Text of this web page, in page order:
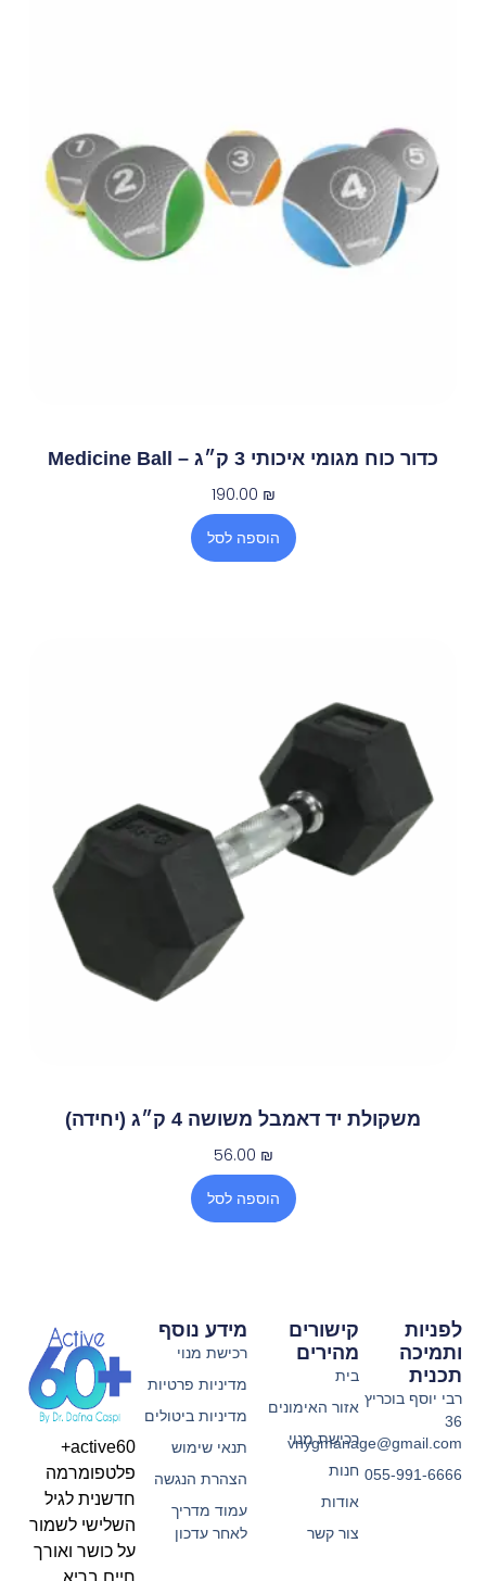
כדור כוח מגומי איכותי 3 ק״ג – Medicine Ball
190.00 ₪
הוספה לסל
משקולת יד דאמבל משושה 4 ק״ג (יחידה)
56.00 ₪
הוספה לסל
קישורים
מהירים
בית
אזור האימונים
רכישת מנוי
חנות
אודות
צור קשר
מידע נוסף
רכישת מנוי
מדיניות פרטיות
מדיניות ביטולים
תנאי שימוש
הצהרת הנגשה
עמוד מדריך
לאחר עדכון
לפניות
ותמיכה
תכנית
רבי יוסף בוכריץ
36
vnygmanage@gmail.com
055-991-6666
active60+
פלטפומרמה
חדשנית לגיל
השלישי לשמור
על כושר ואורך